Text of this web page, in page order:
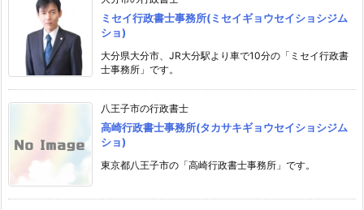
ミセイ行政書士事務所(ミセイギョウセイショシジム
ショ)
大分県大分市、JR大分駅より車で10分の「ミセイ行政書
士事務所」です。
八王子市の行政書士
高崎行政書士事務所(タカサキギョウセイショシジム
ショ)
東京都八王子市の「高崎行政書士事務所」です。